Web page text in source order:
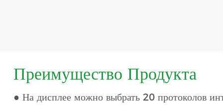
Преимущество Продукта
● На дисплее можно выбрать 20 протоколов